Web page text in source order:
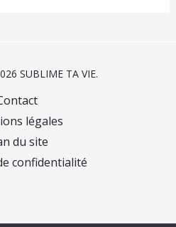
SUBLIME TA VIE.
légales
du site
confidentialité